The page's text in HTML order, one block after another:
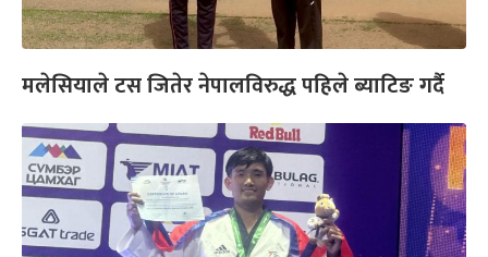
मलेसियाले टस जितेर नेपालविरुद्ध पहिले ब्याटिङ गर्दै